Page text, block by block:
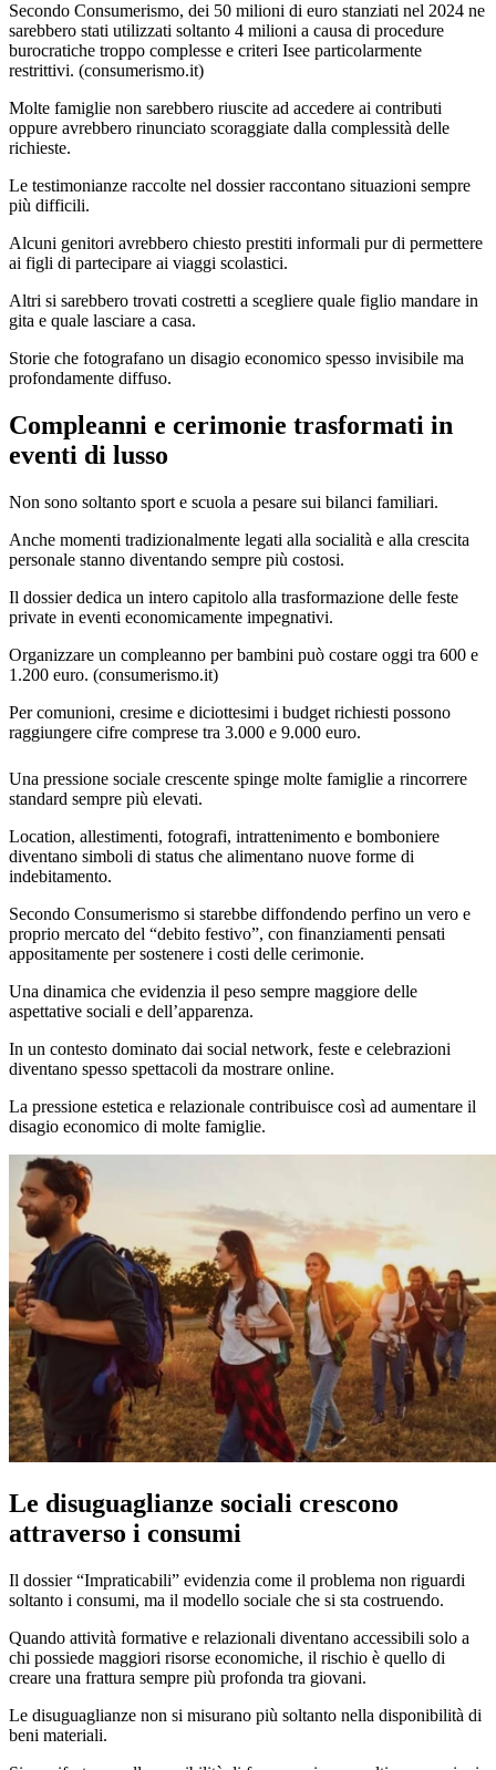
Secondo Consumerismo, dei 50 milioni di euro stanziati nel 2024 ne
sarebbero stati utilizzati soltanto 4 milioni a causa di procedure
burocratiche troppo complesse e criteri Isee particolarmente
restrittivi. (consumerismo.it)
Molte famiglie non sarebbero riuscite ad accedere ai contributi
oppure avrebbero rinunciato scoraggiate dalla complessità delle
richieste.
Le testimonianze raccolte nel dossier raccontano situazioni sempre
più difficili.
Alcuni genitori avrebbero chiesto prestiti informali pur di permettere
ai figli di partecipare ai viaggi scolastici.
Altri si sarebbero trovati costretti a scegliere quale figlio mandare in
gita e quale lasciare a casa.
Storie che fotografano un disagio economico spesso invisibile ma
profondamente diffuso.
Compleanni e cerimonie trasformati in
eventi di lusso
Non sono soltanto sport e scuola a pesare sui bilanci familiari.
Anche momenti tradizionalmente legati alla socialità e alla crescita
personale stanno diventando sempre più costosi.
Il dossier dedica un intero capitolo alla trasformazione delle feste
private in eventi economicamente impegnativi.
Organizzare un compleanno per bambini può costare oggi tra 600 e
1.200 euro. (consumerismo.it)
Per comunioni, cresime e diciottesimi i budget richiesti possono
raggiungere cifre comprese tra 3.000 e 9.000 euro.
Una pressione sociale crescente spinge molte famiglie a rincorrere
standard sempre più elevati.
Location, allestimenti, fotografi, intrattenimento e bomboniere
diventano simboli di status che alimentano nuove forme di
indebitamento.
Secondo Consumerismo si starebbe diffondendo perfino un vero e
proprio mercato del “debito festivo”, con finanziamenti pensati
appositamente per sostenere i costi delle cerimonie.
Una dinamica che evidenzia il peso sempre maggiore delle
aspettative sociali e dell’apparenza.
In un contesto dominato dai social network, feste e celebrazioni
diventano spesso spettacoli da mostrare online.
La pressione estetica e relazionale contribuisce così ad aumentare il
disagio economico di molte famiglie.
Le disuguaglianze sociali crescono
attraverso i consumi
Il dossier “Impraticabili” evidenzia come il problema non riguardi
soltanto i consumi, ma il modello sociale che si sta costruendo.
Quando attività formative e relazionali diventano accessibili solo a
chi possiede maggiori risorse economiche, il rischio è quello di
creare una frattura sempre più profonda tra giovani.
Le disuguaglianze non si misurano più soltanto nella disponibilità di
beni materiali.